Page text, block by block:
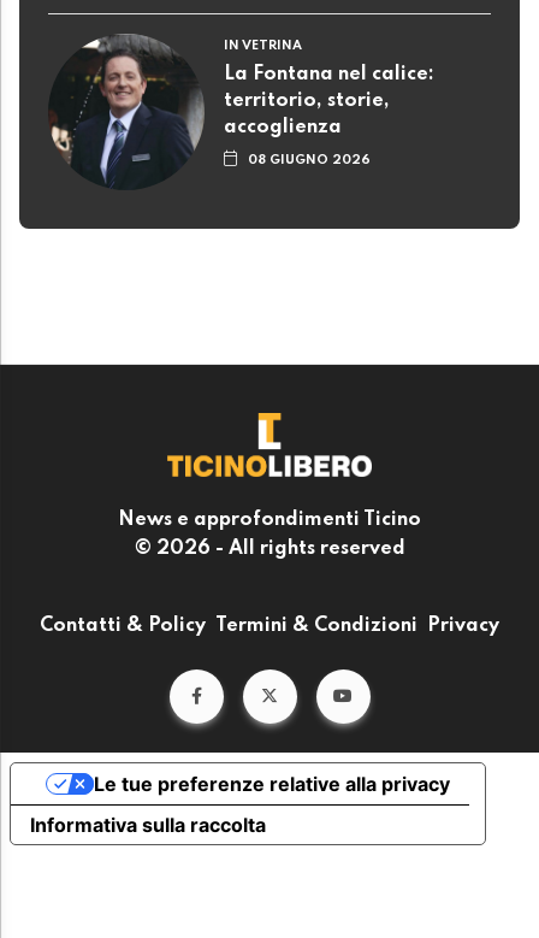
IN VETRINA
La Fontana nel calice:
territorio, storie,
accoglienza
08 GIUGNO 2026
News e approfondimenti Ticino
© 2026 - All rights reserved
Contatti & Policy Termini & Condizioni Privacy
Informativa sulla raccolta
Le tue preferenze relative alla privacy